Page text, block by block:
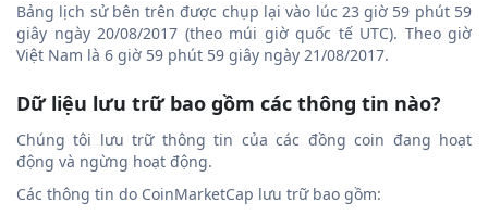
Bảng lịch sử bên trên được chụp lại vào lúc 23 giờ 59 phút 59
giây ngày 20/08/2017 (theo múi giờ quốc tế UTC). Theo giờ
Việt Nam là 6 giờ 59 phút 59 giây ngày 21/08/2017.
Dữ liệu lưu trữ bao gồm các thông tin nào?
Chúng tôi lưu trữ thông tin của các đồng coin đang hoạt
động và ngừng hoạt động.
Các thông tin do CoinMarketCap lưu trữ bao gồm: